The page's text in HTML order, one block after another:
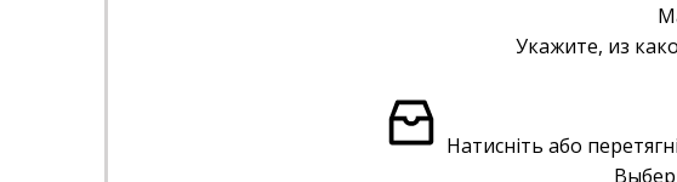
Укажите, из
Натисніть або